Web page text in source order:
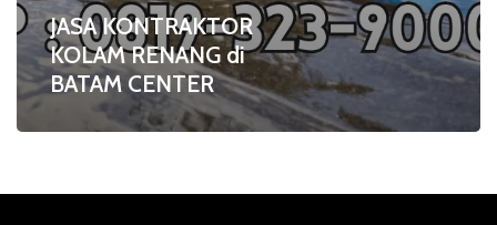
JASA KONTRAKTOR
KOLAM RENANG di
BATAM CENTER